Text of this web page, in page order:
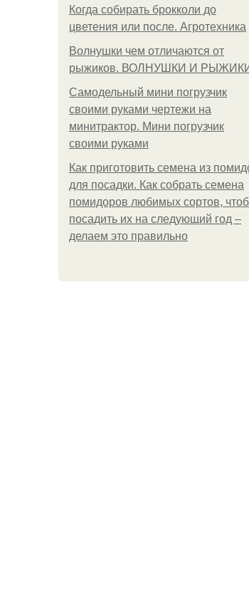
Когда собирать брокколи до
цветения или после. Агротехника
Волнушки чем отличаются от
рыжиков. ВОЛНУШКИ И
Самодельный мини погрузчик
своими руками чертежи на
минитрактор. Мини погрузчик
своими руками
Как приготовить семена из
для посадки. Как собрать семена
помидоров любимых сортов,
посадить их на следующий год –
делаем это правильно